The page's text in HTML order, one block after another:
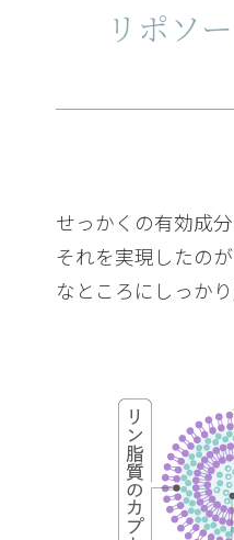
お試しセットを購入して1番好き
通っているエステでこちらのクリ
リームパックやマッサージにも
様々な使い方が出来、年間を通し
シンプルなため、プレゼントをし
クリームのレビュー
フラーレンを配合している製品を
たまにオイルを1滴混ぜて使用す
リポソ
せっかくの有効成
それを実現したの
なところにしっか